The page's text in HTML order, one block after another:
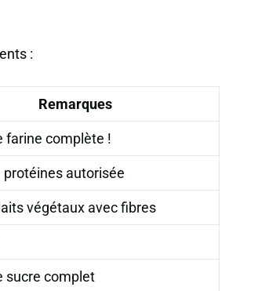
:
Remarques
farine complète !
protéines autorisée
végétaux avec fibres
sucre complet